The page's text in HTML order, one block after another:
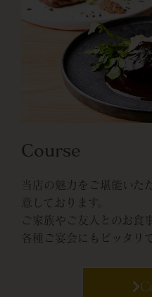
Course
当店の魅力をご堪能いた
意しております。
ご家族やご友人とのお食
各種ご宴会にもピッタリで